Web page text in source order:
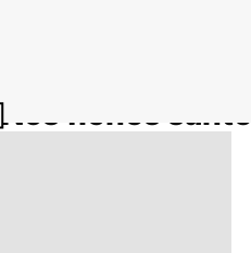
Nos fiches santé